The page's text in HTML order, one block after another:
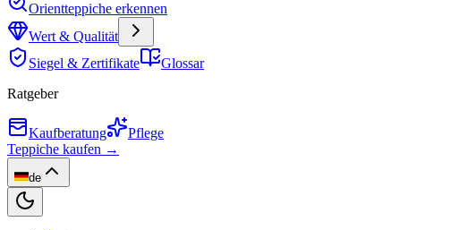
Orientteppiche erkennen
Wert & Qualität
Siegel & Zertifikate
Glossar
Ratgeber
Kaufberatung
Pflege
Teppiche kaufen →
de